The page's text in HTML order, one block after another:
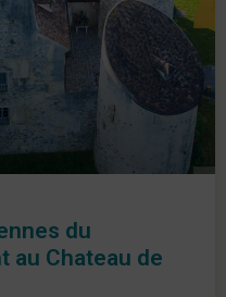
du
au Chateau de